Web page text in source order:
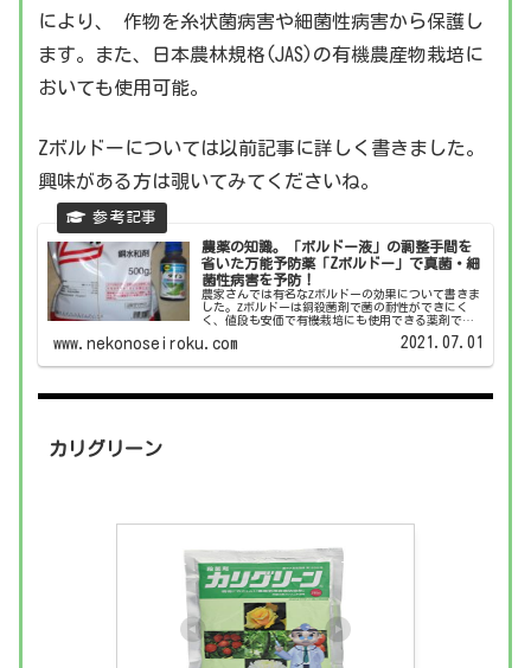
により、 作物を糸状菌病害や細菌性病害から保護し
ます。また、日本農林規格(JAS)の有機農産物栽培に
おいても使用可能。
Zボルドーについては以前記事に詳しく書きました。
興味がある方は覗いてみてくださいね。
農薬の知識。「ボルドー液」の調整手間を
省いた万能予防薬「Zボルドー」で真菌・細
菌性病害を予防！
農家さんでは有名なZボルドーの効果について書きま
した。Zボルドーは銅殺菌剤で菌の耐性ができにく
く、値段も安価で有機栽培にも使用できる薬剤で
きます。
www.nekonoseiroku.com 2021.07.01
カリグリーン